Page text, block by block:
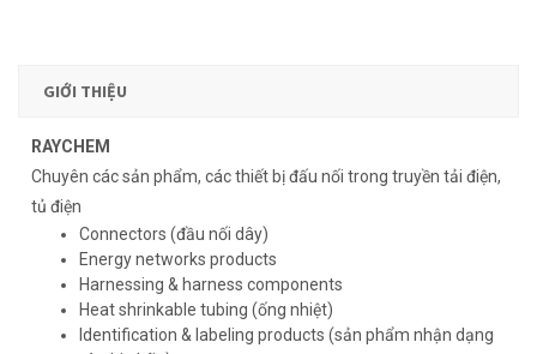
GIỚI THIỆU
RAYCHEM
Chuyên các sản phẩm, các thiết bị đấu nối trong truyền tải điện,
tủ điện
Connectors (đầu nối dây)
Energy networks products
Harnessing & harness components
Heat shrinkable tubing (ống nhiệt)
Identification & labeling products (sản phẩm nhận dạng